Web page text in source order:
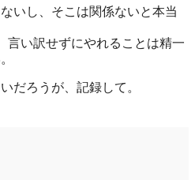
いし、そこは関係ないと本当
言い訳せずにやれることは精一
だろうが、記録して。